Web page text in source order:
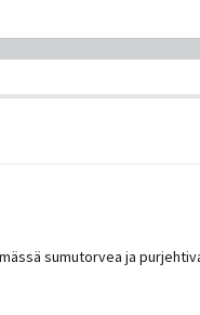
sumutorvea ja